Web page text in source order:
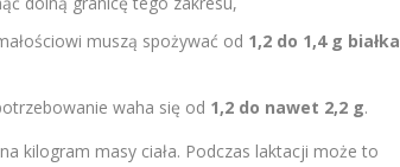
muszą spożywać od 1,2 do 1,4 g białka
waha się od 1,2 do nawet 2,2 g.
na kilogram masy ciała. Podczas laktacji może to